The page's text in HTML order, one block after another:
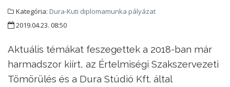
Kategória: Dura-Kuti diplomamunka pályázat
2019.04.23. 08:50
Aktuális témákat feszegettek a 2018-ban már
harmadszor kiírt, az Értelmiségi Szakszervezeti
Tömörülés és a Dura Stúdió Kft. által